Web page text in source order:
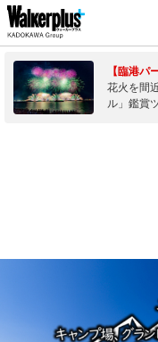
【臨港パ
花火を間
ル」鑑賞